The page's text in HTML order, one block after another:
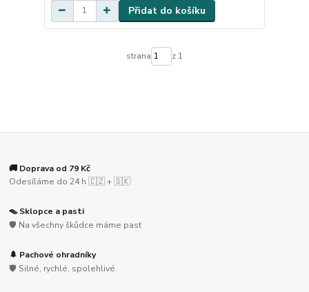
Přidat do košíku
strana z 1
🚚 Doprava od 79 Kč
Odesíláme do 24 h 🇨🇿 + 🇸🇰
🪤 Sklopce a pasti
🛡️ Na všechny škůdce máme past
🌲 Pachové ohradníky
🛡️ Silné, rychlé, spolehlivé.